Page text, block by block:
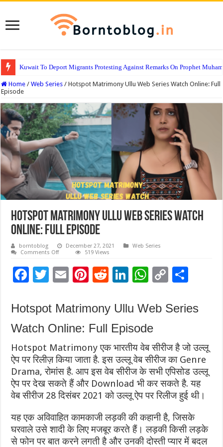
Kuwait To Deport Migrants Protesting Against Remarks On Prophet
Home / Web Series / Hotspot Matrimony Ullu Web Series Watch Online: Full
Episode
Hotspot Matrimony Ullu Web Series Watch
Online: Full Episode
borntoblog December 27, 2021
Web Series
Comments Offon
Ullu
Web
Series
Full
Episode
519 Views
F
e
b
o
o
k
T
tt
er
E
ai
l
Pi
er
es
t
R
d
di
t
Li
k
e
dI
n
W
at
sA
p
p
C
p
Li
n
k
ar
Hotspot Matrimony Ullu Web Series
Watch Online: Full Episode
Hotspot Matrimony एक भारतीय वेब सीरीज है जो उल्लू
ऐप पर रिलीज़ किया जाता है. इस उल्लू वेब सीरीज का Genre
Drama, रोमांस है. आप इस वेब सीरीज के सभी एपिसोड उल्लू
ऐप पर देख सकते हैं और Download भी कर सकते है. यह
वेब सीरीज 28 दिसंबर 2021 को उल्लू ऐप पर रिलीज हुई थी।
यह एक अविवाहित कामकाजी लड़की की कहानी है, जिसके
घरवाले उसे शादी के लिए मजबूर करते हैं। लड़की किसी लड़के
से फोन पर बात करने लगती है और उनकी दोस्ती प्यार में बदल